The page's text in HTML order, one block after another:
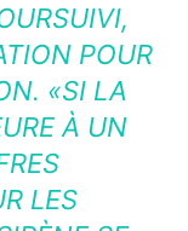
POUR
«SI LA
À UN
LES